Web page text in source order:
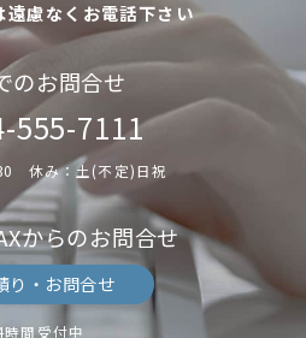
遠慮なくお電話下さい
のお問合せ
555-7111
休み：土(不定)日祝
からのお問合せ
り・お問合せ
時間受付中